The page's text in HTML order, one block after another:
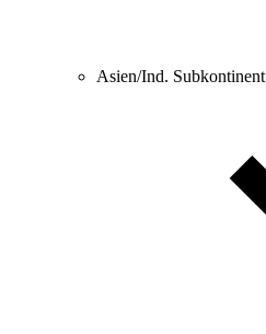
Asien/Ind. Subkontinent